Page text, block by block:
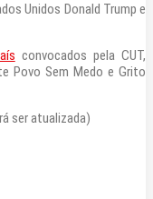
Unidos Donald Trump e
convocados pela CUT,
Povo Sem Medo e Grito
ser atualizada)